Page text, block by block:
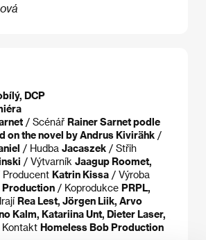
DCP
/ Scénář Rainer Sarnet podle
on the novel by Andrus Kivirähk /
/ Hudba Jacaszek / Střih
/ Výtvarník Jaagup Roomet,
Producent Katrin Kissa / Výroba
Production / Koprodukce PRPL,
Rea Lest, Jörgen Liik, Arvo
Kalm, Katariina Unt, Dieter Laser,
Homeless Bob Production